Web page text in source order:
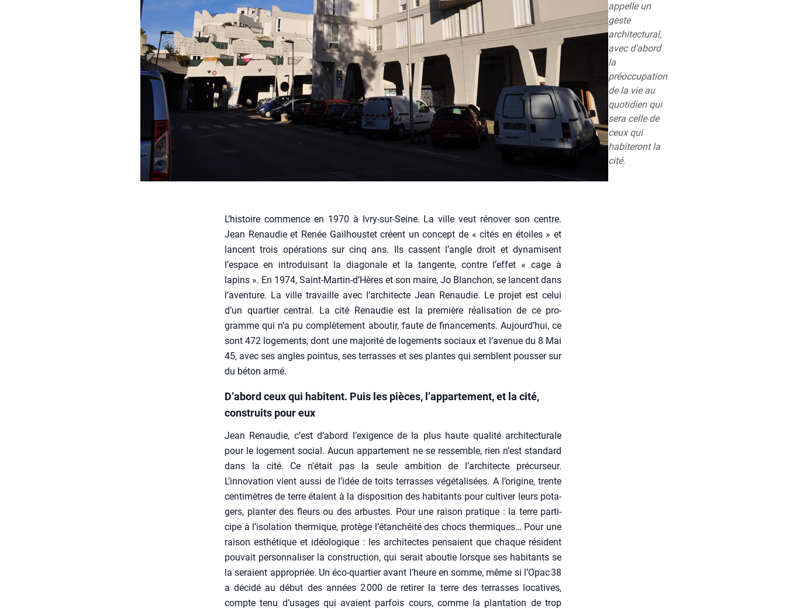
appelle un
geste
architectural,
avec d'abord
la
préoccupation
de la vie au
quotidien qui
sera celle de
ceux qui
habiteront la
cité.
L’histoire com­mence en 1970 à Ivry-sur-Seine. La ville veut réno­ver son centre.
Jean Renau­die et Renée Gail­hous­tet créent un concept de « cités en étoiles » et
lancent trois opé­ra­tions sur cinq ans. Ils cassent l’angle droit et dyna­misent
l’espace en intro­dui­sant la dia­go­nale et la tan­gente, contre l’effet « cage à
lapins ». En 1974, Saint-Martin‑d’Hères et son maire, Jo Blan­chon, se lancent dans
l’aventure. La ville tra­vaille avec l’architecte Jean Renau­die. Le pro­jet est celui
d’un quar­tier cen­tral. La cité Renau­die est la pre­mière réa­li­sa­tion de ce pro­
gramme qui n’a pu com­plè­te­ment abou­tir, faute de finan­ce­ments. Aujourd’hui, ce
sont 472 loge­ments, dont une majo­ri­té de loge­ments sociaux et l’avenue du 8 Mai
45, avec ses angles poin­tus, ses ter­rasses et ses plantes qui semblent pous­ser sur
du béton armé.
D’abord ceux qui habitent. Puis les pièces, l’appartement, et la cité,
construits pour eux
Jean Renau­die, c’est d’abord l’exigence de la plus haute qua­li­té archi­tec­tu­rale
pour le loge­ment social. Aucun appar­te­ment ne se res­semble, rien n’est stan­dard
dans la cité. Ce n’était pas la seule ambi­tion de l’architecte pré­cur­seur.
L’innovation vient aus­si de l’idée de toits ter­rasses végé­ta­li­sées. A l’origine, trente
cen­ti­mètres de terre étaient à la dis­po­si­tion des habi­tants pour culti­ver leurs pota­
gers, plan­ter des fleurs ou des arbustes. Pour une rai­son pra­tique : la terre par­ti­
cipe à l’isolation ther­mique, pro­tège l’étanchéité des chocs ther­miques… Pour une
rai­son esthé­tique et idéo­lo­gique : les archi­tectes pen­saient que chaque résident
pou­vait per­son­na­li­ser la construc­tion, qui serait abou­tie lorsque ses habi­tants se
la seraient appro­priée. Un éco-quar­tier avant l’heure en somme, même si l’Opac 38
a déci­dé au début des années 2 000 de reti­rer la terre des ter­rasses loca­tives,
compte tenu d’usages qui avaient par­fois cours, comme la plan­ta­tion de trop